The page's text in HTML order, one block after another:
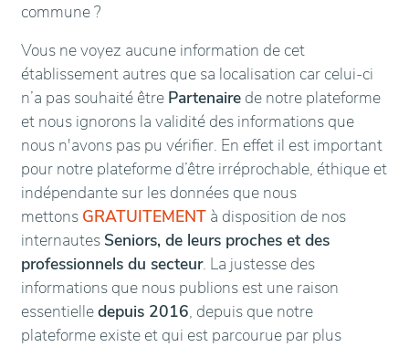
commune ?
Vous ne voyez aucune information de cet
établissement autres que sa localisation car celui-ci
n’a pas souhaité être Partenaire de notre plateforme
et nous ignorons la validité des informations que
nous n'avons pas pu vérifier. En effet il est important
pour notre plateforme d’être irréprochable, éthique et
indépendante sur les données que nous
mettons GRATUITEMENT à disposition de nos
internautes Seniors, de leurs proches et des
professionnels du secteur. La justesse des
informations que nous publions est une raison
essentielledepuis 2016, depuis que notre
plateforme existe et qui est parcourue par plus